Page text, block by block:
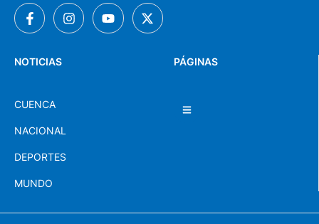
PÁGINAS
NOTICIAS
CUENCA
NACIONAL
DEPORTES
MUNDO